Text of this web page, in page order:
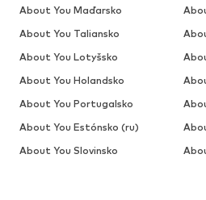
About You Maďarsko
About You Taliansko
About You Lotyšsko
About You Holandsko
About You Portugalsko
About You Estónsko (ru)
About You Slovinsko